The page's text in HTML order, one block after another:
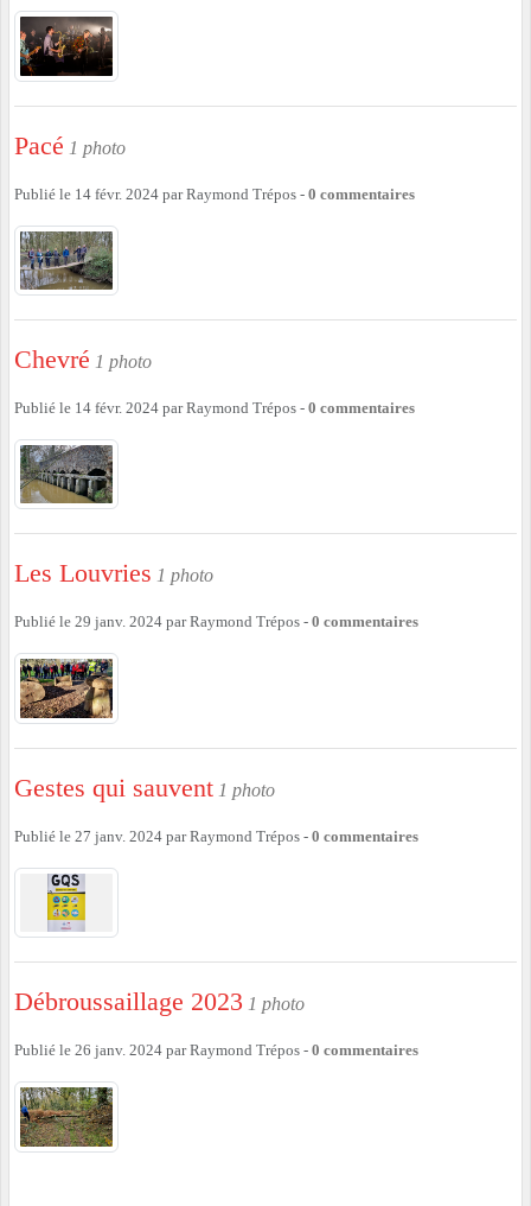
Pacé 1 photo
Publié le 14 févr. 2024 parRaymond Trépos - 0 commentaires
Chevré 1 photo
Publié le 14 févr. 2024 parRaymond Trépos - 0 commentaires
Les Louvries 1 photo
Publié le 29 janv. 2024 parRaymond Trépos - 0 commentaires
Gestes qui sauvent 1 photo
Publié le 27 janv. 2024 parRaymond Trépos - 0 commentaires
Débroussaillage 2023 1 photo
Publié le 26 janv. 2024 parRaymond Trépos - 0 commentaires